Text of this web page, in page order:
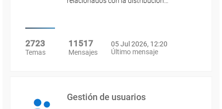
2723
Temas
11517
Mensajes
05 Jul 2026, 12:20
Último mensaje
Gestión de usuarios